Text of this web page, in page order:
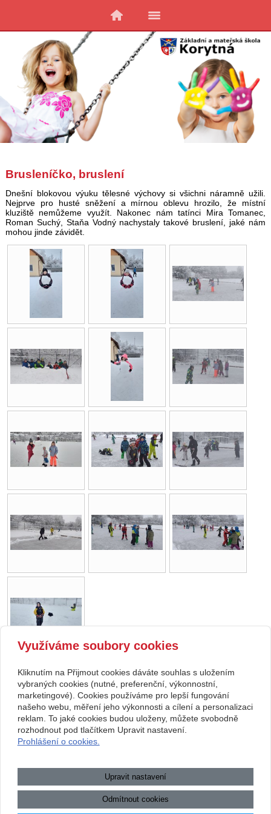
Brusleníčko, bruslení
Dnešní blokovou výuku tělesné výchovy si všichni náramně užili.
Nejprve pro husté sněžení a mírnou oblevu hrozilo, že místní
kluziště nemůžeme využít. Nakonec nám tatínci Mira Tomanec,
Roman Suchý, Staňa Vodný nachystaly takové bruslení, jaké nám
mohou jinde závidět.
Copyright © 2026 Základní škola, Korytná, okres Uherské Hradiště, příspěvková
a
Mapa webu|Zobrazit klasickou verzi
Přístupnost webových stránek|GDPR|
informace
.:.
Využíváme soubory cookies
Kliknutím na Přijmout cookies dáváte souhlas s uložením
vybraných cookies (nutné, preferenční, výkonnostní,
marketingové). Cookies používáme pro lepší fungování
našeho webu, měření jeho výkonnosti a cílení a personalizaci
reklam. To jaké cookies budou uloženy, můžete svobodně
rozhodnout pod tlačítkem Upravit nastavení.
Prohlášení o cookies.
Upravit nastavení
Odmítnout cookies